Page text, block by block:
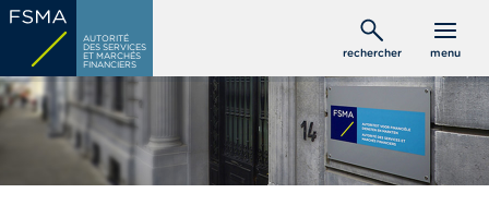
Aller
contenu
principal
AUTORITÉ
DES SERVICES
ET MARCHÉS
FINANCIERS
rechercher menu
C
s
o
m
t